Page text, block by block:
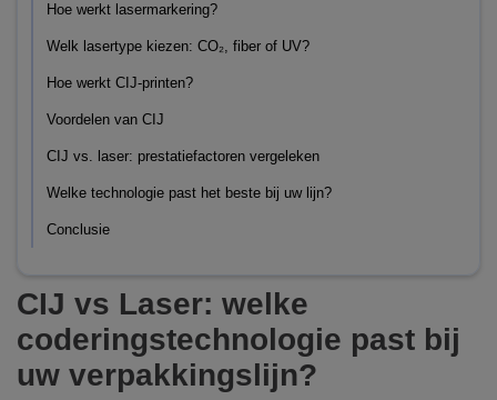
Hoe werkt lasermarkering?
Welk lasertype kiezen: CO₂, fiber of UV?
Hoe werkt CIJ-printen?
Voordelen van CIJ
CIJ vs. laser: prestatiefactoren vergeleken
Welke technologie past het beste bij uw lijn?
Conclusie
CIJ vs Laser: welke
coderingstechnologie past bij
uw verpakkingslijn?